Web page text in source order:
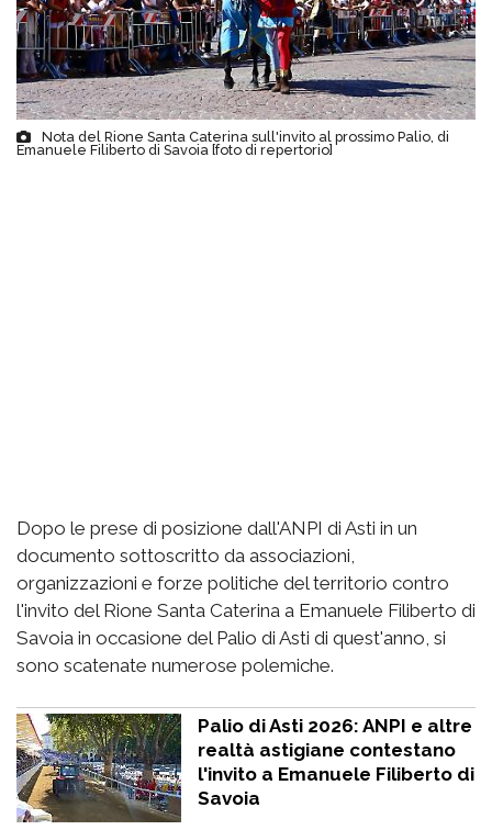
Nota del Rione Santa Caterina sull'invito al prossimo Palio, di
Emanuele Filiberto di Savoia [foto di repertorio]
Dopo le prese di posizione dall'ANPI di Asti in un
documento sottoscritto da associazioni,
organizzazioni e forze politiche del territorio contro
l'invito del Rione Santa Caterina a Emanuele Filiberto di
Savoia in occasione del Palio di Asti di quest'anno, si
sono scatenate numerose polemiche.
Palio di Asti 2026: ANPI e altre
realtà astigiane contestano
l'invito a Emanuele Filiberto di
Savoia